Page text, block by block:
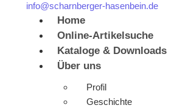
info@scharnberger-hasenbein.de
Home
Online-Artikelsuche
Kataloge & Downloads
Über uns
Profil
Geschichte